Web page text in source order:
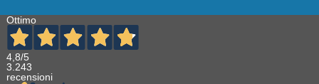
Ottimo
4,8/5
3.243
recensioni